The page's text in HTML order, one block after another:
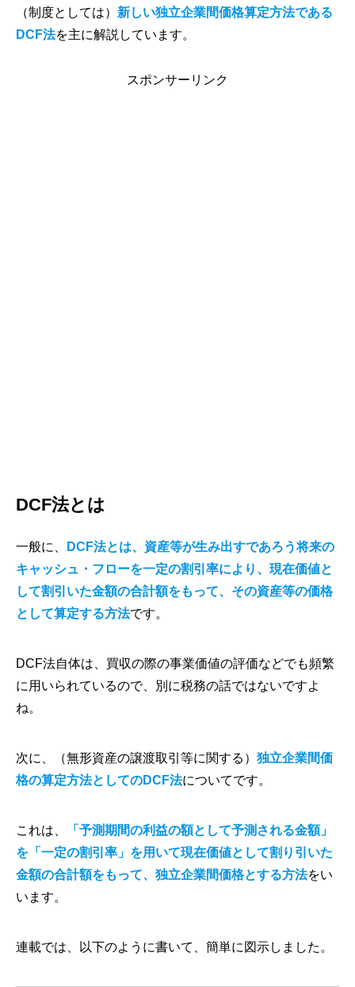
（制度としては） 新しい独立企業間価格算定方法である
DCF法を主に解説しています。
スポンサーリンク
DCF法とは
一般に、
DCF法とは、資産等が生み出すであろう将来の
キャッシュ・フローを一定の割引率により、現在価値と
して割引いた金額の合計額をもって、その資産等の価格
として算定する方法です。
DCF法自体は、買収の際の事業価値の評価などでも頻繁
に用いられているので、別に税務の話ではないですよ
ね。
次に、（無形資産の譲渡取引等に関する） 独立企業間価
格の算定方法としてのDCF法についてです。
これは、
「予測期間の利益の額として予測される金額」
を「一定の割引率」を用いて現在価値として割り引いた
金額の合計額をもって、独立企業間価格とする方法をい
います。
連載では、以下のように書いて、簡単に図示しました。